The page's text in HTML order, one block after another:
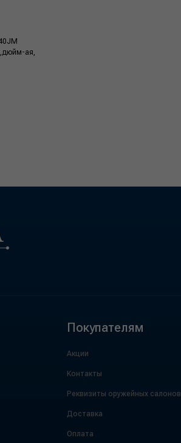
,дюйм-ая,
Покупателям
Акции
Контакты
Реквизиты оружейных салонов
Доставка
Оплата